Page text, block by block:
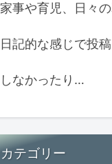
家事や育児、日々
日記的な感じで投稿
しなかったり…
カテゴリー